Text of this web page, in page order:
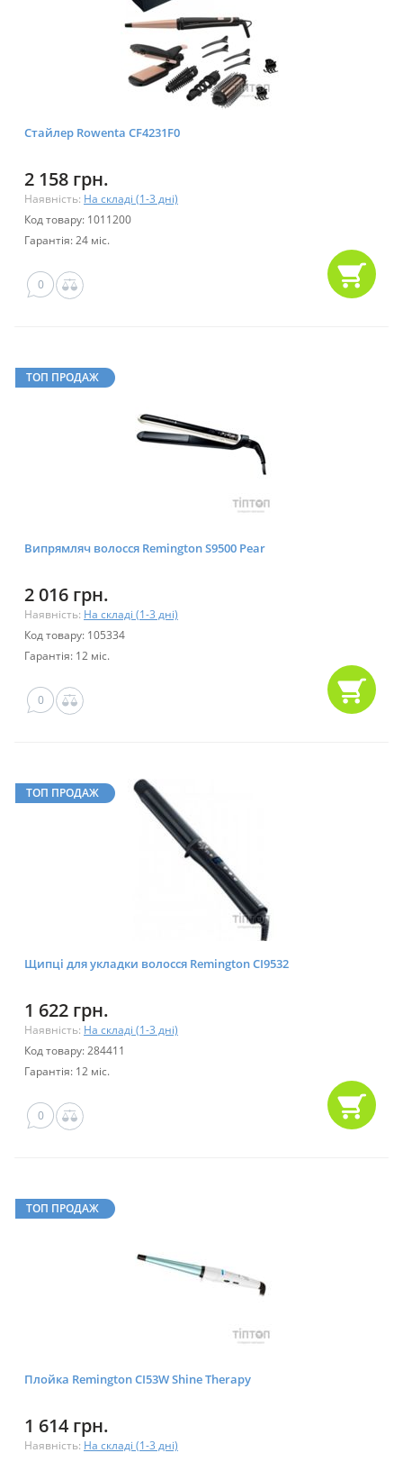
Стайлер Rowenta CF4231F0
2 158 грн.
Наявність: На складі (1-3 дні)
Код товару: 1011200
Гарантія: 24 міс.
0
ТОП ПРОДАЖ
Випрямляч волосся Remington S9500 Pear
2 016 грн.
Наявність: На складі (1-3 дні)
Код товару: 105334
Гарантія: 12 міс.
0
ТОП ПРОДАЖ
Щипці для укладки волосся Remington CI9532
1 622 грн.
Наявність: На складі (1-3 дні)
Код товару: 284411
Гарантія: 12 міс.
0
ТОП ПРОДАЖ
Плойка Remington CI53W Shine Therapy
1 614 грн.
Наявність: На складі (1-3 дні)